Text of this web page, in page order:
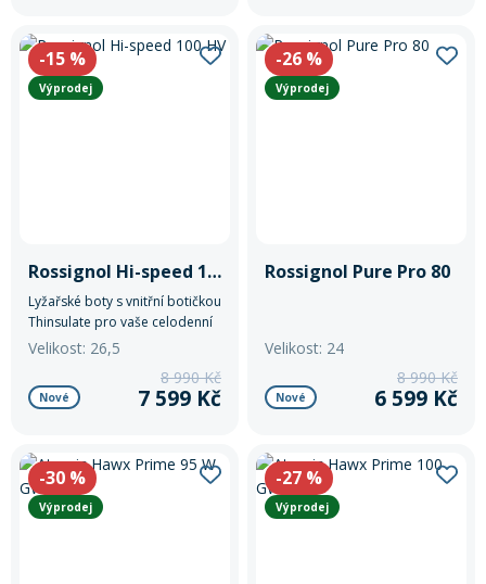
-15 %
Výprodej
Rossignol Hi-speed 100 HV
Lyžařské boty s vnitřní botičkou
Thinsulate pro vaše celodenní
pohodlí.
Velikost: 26,5
Nové
8 990 Kč
7 599 Kč
-26 %
Výprodej
Rossignol Pure Pro 80
Velikost: 24
Nové
8 990 Kč
6 599 Kč
-30 %
Výprodej
-27 %
Výprodej